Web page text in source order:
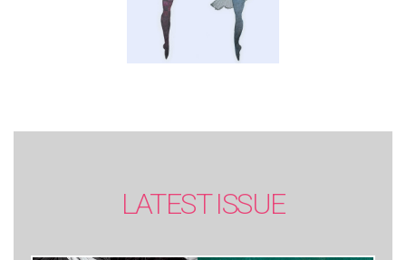
LATEST ISSUE